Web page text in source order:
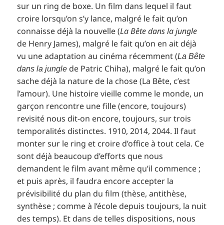
sur un ring de boxe. Un film dans lequel il faut
croire lorsqu’on s’y lance, malgré le fait qu’on
connaisse déjà la nouvelle (La Bête dans la jungle
de Henry James), malgré le fait qu’on en ait déjà
vu une adaptation au cinéma récemment (La Bête
dans la jungle de Patric Chiha), malgré le fait qu’on
sache déjà la nature de la chose (La Bête, c’est
l’amour). Une histoire vieille comme le monde, un
garçon rencontre une fille (encore, toujours)
revisité nous dit-on encore, toujours, sur trois
temporalités distinctes. 1910, 2014, 2044. Il faut
monter sur le ring et croire d’office à tout cela. Ce
sont déjà beaucoup d’efforts que nous
demandent le film avant même qu’il commence ;
et puis après, il faudra encore accepter la
prévisibilité du plan du film (thèse, antithèse,
synthèse ; comme à l’école depuis toujours, la nuit
des temps). Et dans de telles dispositions, nous